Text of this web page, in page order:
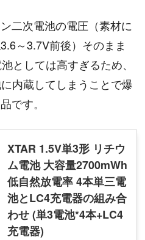
二次電池の電圧（素材に
～3.7V前後）そのまま
としては高すぎるため、
内蔵してしまうことで爆
です。
XTAR 1.5V単3形 リチウ
ム電池 大容量2700mWh
低自然放電率 4本単三電
池とLC4充電器の組み合
わせ (単3電池*4本+LC4
充電器)